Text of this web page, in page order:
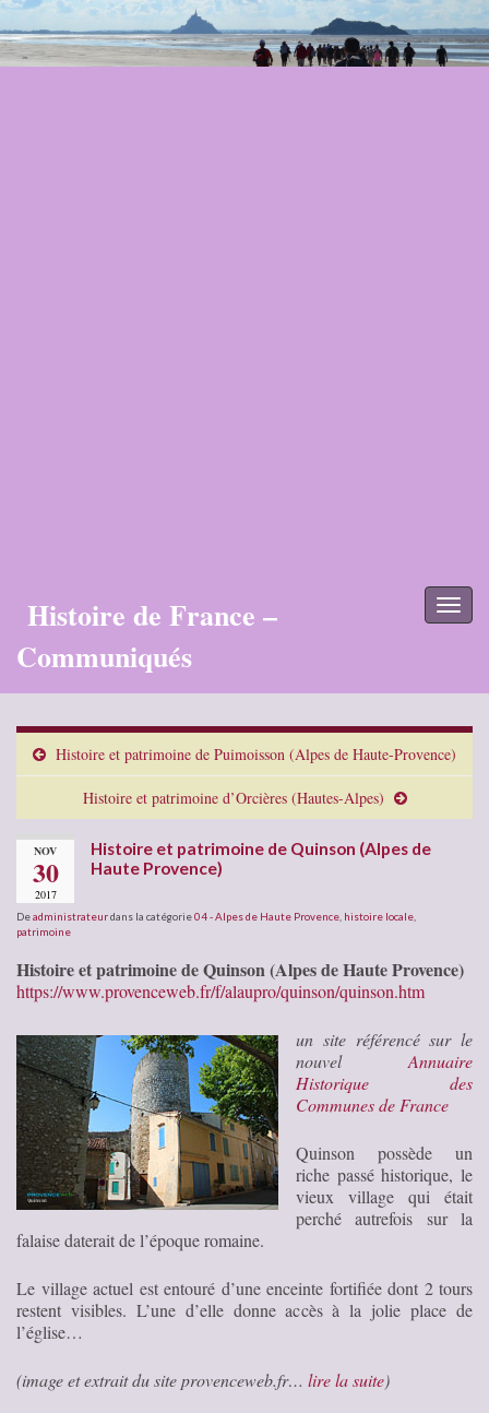
Histoire de France –
Communiqués
Histoire et patrimoine de Puimoisson (Alpes de Haute-Provence)
Histoire et patrimoine d’Orcières (Hautes-Alpes)
NOV
30
2017
Histoire et patrimoine de Quinson (Alpes de
Haute Provence)
Deadministrateurdans la catégorie04 - Alpes de Haute Provence histoire locale
patrimoine
Histoire et patrimoine de Quinson (Alpes de Haute Provence)
https://www.provenceweb.fr/f/alaupro/quinson/quinson.htm
un site référencé sur le
nouvel Annuaire
Historique des
Communes de France
Quinson possède un
riche passé historique, le
vieux village qui était
perché autrefois sur la
falaise daterait de l’époque romaine.
Le village actuel est entouré d’une enceinte fortifiée dont 2 tours
restent visibles. L’une d’elle donne accès à la jolie place de
l’église…
(image et extrait du site provenceweb.fr… lire la suite)